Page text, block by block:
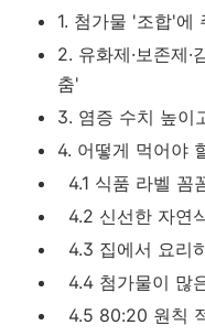
1. 첨가물 '조합'에
2. 유화제·보존제
춤'
3. 염증 수치 높이
4. 어떻게 먹어야
4.1 식품 라벨 꼼
4.2 신선한 자연
4.3 집에서 요리
4.4 첨가물이 많
4.5 80:20 원칙